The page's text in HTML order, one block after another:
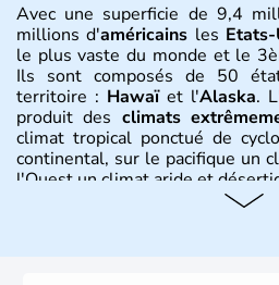
Avec une superficie de 9,4
millions d'américains les
le plus vaste du monde et le
Ils sont composés de 50
territoire : Hawaïet l'Alaska.
produit des climats
climat tropical ponctué de
continental, sur le pacifique un
l'Ouest un climat aride et